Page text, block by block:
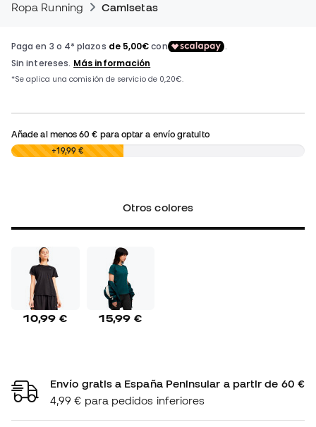
Ropa Running Camisetas
Añade al menos60 € para optar a envío gratuito
0,00 € +19,99 €
Otros colores
10,99 € 15,99 €
Envío gratis a España Peninsular a partir de 60 €
4,99 € para pedidos inferiores